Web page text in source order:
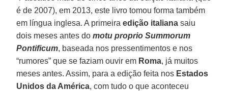
é de 2007), em 2013, este livro tomou forma também
em língua inglesa. A primeiraedição italiana saiu
dois meses antes domotu proprio Summorum
Pontificum, baseada nos pressentimentos e nos
“rumores” que se faziam ouvir em Roma, já muitos
meses antes. Assim, para a edição feita nos Estados
Unidos da América, com tudo o que aconteceu